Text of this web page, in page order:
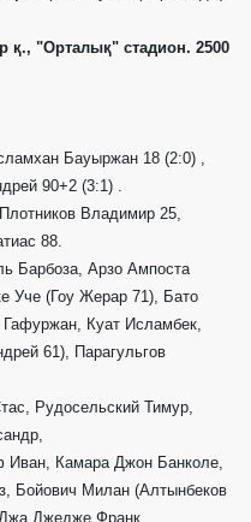
қ., "Орталық" стадион. 2500
Бауыржан 18 (2:0) ,
90+2 (3:1) .
Владимир 25,
88.
Барбоза, Арзо Ампоста
Уче (Гоу Жерар 71), Бато
Куат Исламбек,
61), Парагульгов
Рудосельский Тимур,
Иван, Камара Джон Банколе,
Бойович Милан (Алтынбеков
Джедже Франк,